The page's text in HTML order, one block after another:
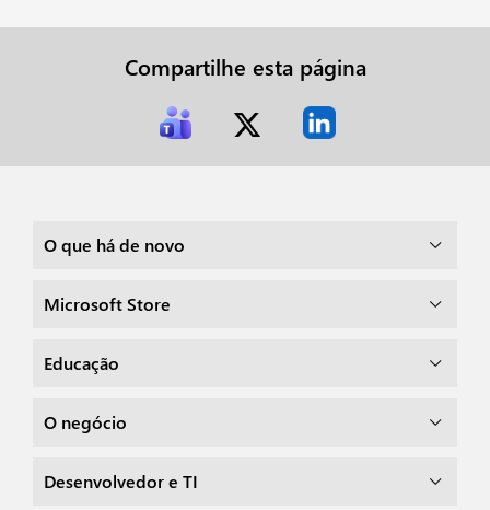
Compartilhe esta página
O que há de novo
Microsoft Store
Educação
O negócio
Desenvolvedor e TI